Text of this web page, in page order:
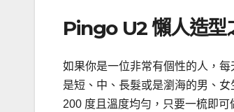
Pingo U2 懶人造型
如果你是一位非常有個性的人，
是短、中、長髮或是瀏海的男、
200 度且溫度均勻，只要一梳即